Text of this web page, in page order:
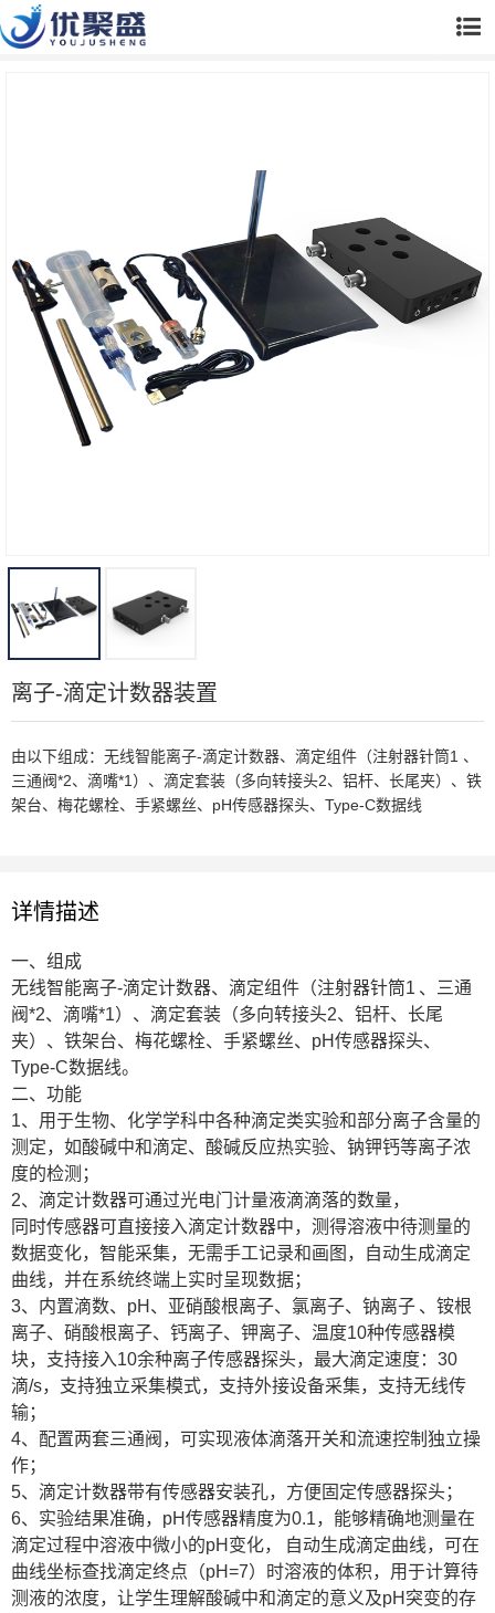
离子-滴定计数器装置
由以下组成：无线智能离子-滴定计数器、滴定组件（注射器针筒1 、
三通阀*2、滴嘴*1）、滴定套装（多向转接头2、铝杆、长尾夹）、铁
架台、梅花螺栓、手紧螺丝、pH传感器探头、Type-C数据线
详情描述
一、组成
无线智能离子-滴定计数器、滴定组件（注射器针筒1 、三通
阀*2、滴嘴*1）、滴定套装（多向转接头2、铝杆、长尾
夹）、铁架台、梅花螺栓、手紧螺丝、pH传感器探头、
Type-C数据线。
二、功能
1、用于生物、化学学科中各种滴定类实验和部分离子含量的
测定，如酸碱中和滴定、酸碱反应热实验、钠钾钙等离子浓
度的检测；
2、滴定计数器可通过光电门计量液滴滴落的数量，
同时传感器可直接接入滴定计数器中，测得溶液中待测量的
数据变化，智能采集，无需手工记录和画图，自动生成滴定
曲线，并在系统终端上实时呈现数据；
3、内置滴数、pH、亚硝酸根离子、氯离子、钠离子 、铵根
离子、硝酸根离子、钙离子、钾离子、温度10种传感器模
块，支持接入10余种离子传感器探头，最大滴定速度：30
滴/s，支持独立采集模式，支持外接设备采集，支持无线传
输；
4、配置两套三通阀，可实现液体滴落开关和流速控制独立操
作；
5、滴定计数器带有传感器安装孔，方便固定传感器探头；
6、实验结果准确，pH传感器精度为0.1，能够精确地测量在
滴定过程中溶液中微小的pH变化， 自动生成滴定曲线，可在
曲线坐标查找滴定终点（pH=7）时溶液的体积，用于计算待
测液的浓度，让学生理解酸碱中和滴定的意义及pH突变的存